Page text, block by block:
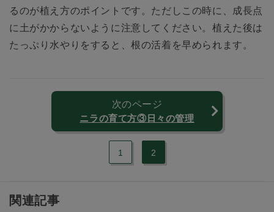
るのが植え方のポイントです。ただしこの時に、成長点
に土がかからないように注意してください。植えた後は
たっぷり水やりをすると、根の活着を早められます。
次のページ
ニラの育て方③日々の管理
1 2
関連記事